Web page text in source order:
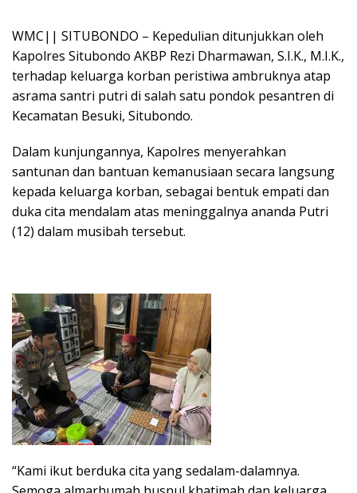
WMC|| SITUBONDO – Kepedulian ditunjukkan oleh
Kapolres Situbondo AKBP Rezi Dharmawan, S.I.K., M.I.K.,
terhadap keluarga korban peristiwa ambruknya atap
asrama santri putri di salah satu pondok pesantren di
Kecamatan Besuki, Situbondo.
Dalam kunjungannya, Kapolres menyerahkan
santunan dan bantuan kemanusiaan secara langsung
kepada keluarga korban, sebagai bentuk empati dan
duka cita mendalam atas meninggalnya ananda Putri
(12) dalam musibah tersebut.
“Kami ikut berduka cita yang sedalam-dalamnya.